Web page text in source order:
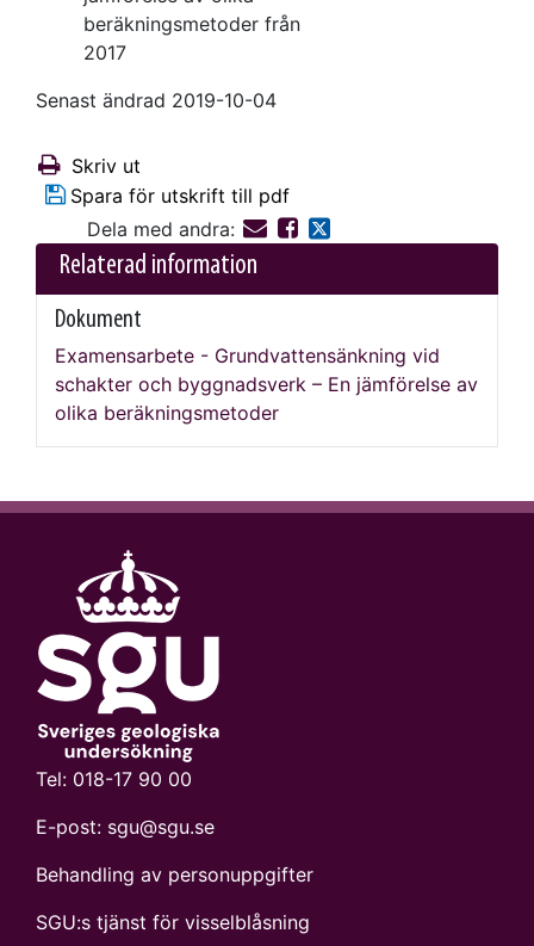
beräkningsmetoder från
2017
Senast ändrad 2019-10-04
Skriv ut
Spara för utskrift till pdf
Dela med andra:
Relaterad information
Dokument
Examensarbete - Grundvattensänkning vid
schakter och byggnadsverk – En jämförelse av
olika beräkningsmetoder
Tel: 018-17 90 00
E-post: sgu@sgu.se
Behandling av personuppgifter
SGU:s tjänst för visselblåsning